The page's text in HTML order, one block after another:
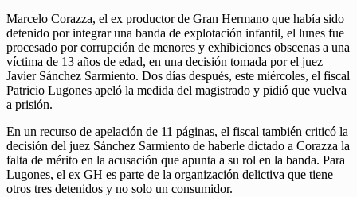
Marcelo Corazza, el ex productor de Gran Hermano que había sido
detenido por integrar una banda de explotación infantil, el lunes fue
procesado por corrupción de menores y exhibiciones obscenas a una
víctima de 13 años de edad, en una decisión tomada por el juez
Javier Sánchez Sarmiento. Dos días después, este miércoles, el fiscal
Patricio Lugones apeló la medida del magistrado y pidió que vuelva
a prisión.
En un recurso de apelación de 11 páginas, el fiscal también criticó la
decisión del juez Sánchez Sarmiento de haberle dictado a Corazza la
falta de mérito en la acusación que apunta a su rol en la banda. Para
Lugones, el ex GH es parte de la organización delictiva que tiene
otros tres detenidos y no solo un consumidor.